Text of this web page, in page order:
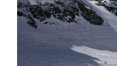
Prezzo